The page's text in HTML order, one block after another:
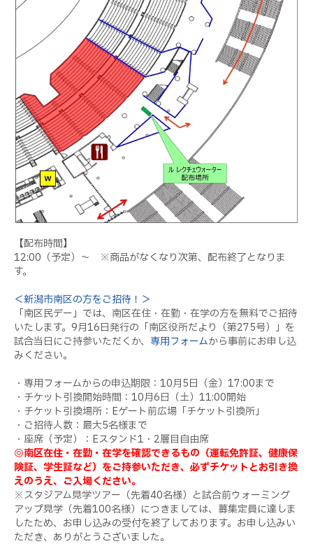
【配布時間】
12:00（予定）～ ※商品がなくなり次第、配布終了となりま
す。
＜新潟市南区の方をご招待！＞
「南区民デー」では、南区在住・在勤・在学の方を無料でご招待
いたします。9月16日発行の「南区役所だより（第275号）」を
試合当日にご持参いただくか、 専用フォームから事前にお申し込
みください。
・専用フォームからの申込期限：10月5日（金）17:00まで
・チケット引換開始時間：10月6日（土）11:00開始
・チケット引換場所：Eゲート前広場「チケット引換所」
・ご招待人数：最大5名様まで
・座席（予定）：Eスタンド1・2層目自由席
◎南区在住・在勤・在学を確認できるもの（運転免許証、健康保
険証、学生証など）をご持参いただき、必ずチケットとお引き換
えのうえ、ご入場ください。
※スタジアム見学ツアー（先着40名様）と試合前ウォーミング
アップ見学（先着100名様）につきましては、募集定員に達しま
したため、お申し込みの受付を終了しております。お申し込みい
ただき、ありがとうございました。